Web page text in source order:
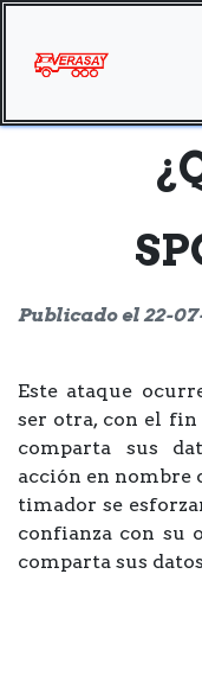
Publicado el 22-
Este ataque
ser otra, con el
comparta sus
acción en nombre
timador se
confianza con su
comparta sus